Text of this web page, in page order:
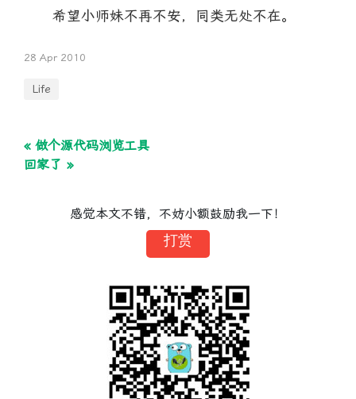
希望小师妹不再不安，同类无处不在。
28 Apr 2010
Life
« 做个源代码浏览工具
回家了 »
感觉本文不错，不妨小额鼓励我一下！
打赏